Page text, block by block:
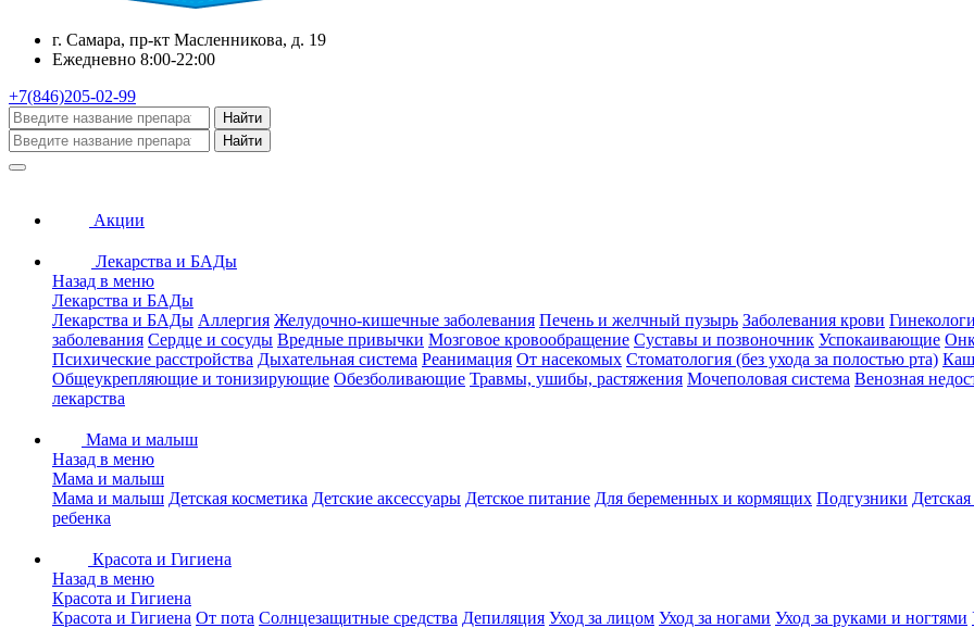
г. Самара, пр-кт Масленникова, д. 19
Ежедневно 8:00-22:00
+7(846)205-02-99
Найти
Найти
Акции
Лекарства и БАДы
Назад в меню
Лекарства и БАДы
Лекарства и БАДы Аллергия Желудочно-кишечные заболевания Печень и желчный пузырь Заболевания крови
заболевания Сердце и сосуды Вредные привычки Мозговое кровообращение Суставы и позвоночник Успокаивающие
Психические расстройства Дыхательная система Реанимация От насекомых Стоматология (без ухода за полостью рта)
Общеукрепляющие и тонизирующие Обезболивающие Травмы, ушибы, растяжения Мочеполовая система Венозная
лекарства
Мама и малыш
Назад в меню
Мама и малыш
Мама и малыш Детская косметика Детские аксессуары Детское питание Для беременных и кормящих Подгузники
ребенка
Красота и Гигиена
Назад в меню
Красота и Гигиена
Красота и Гигиена От пота Солнцезащитные средства Депиляция Уход за лицом Уход за ногами Уход за руками и ногтями